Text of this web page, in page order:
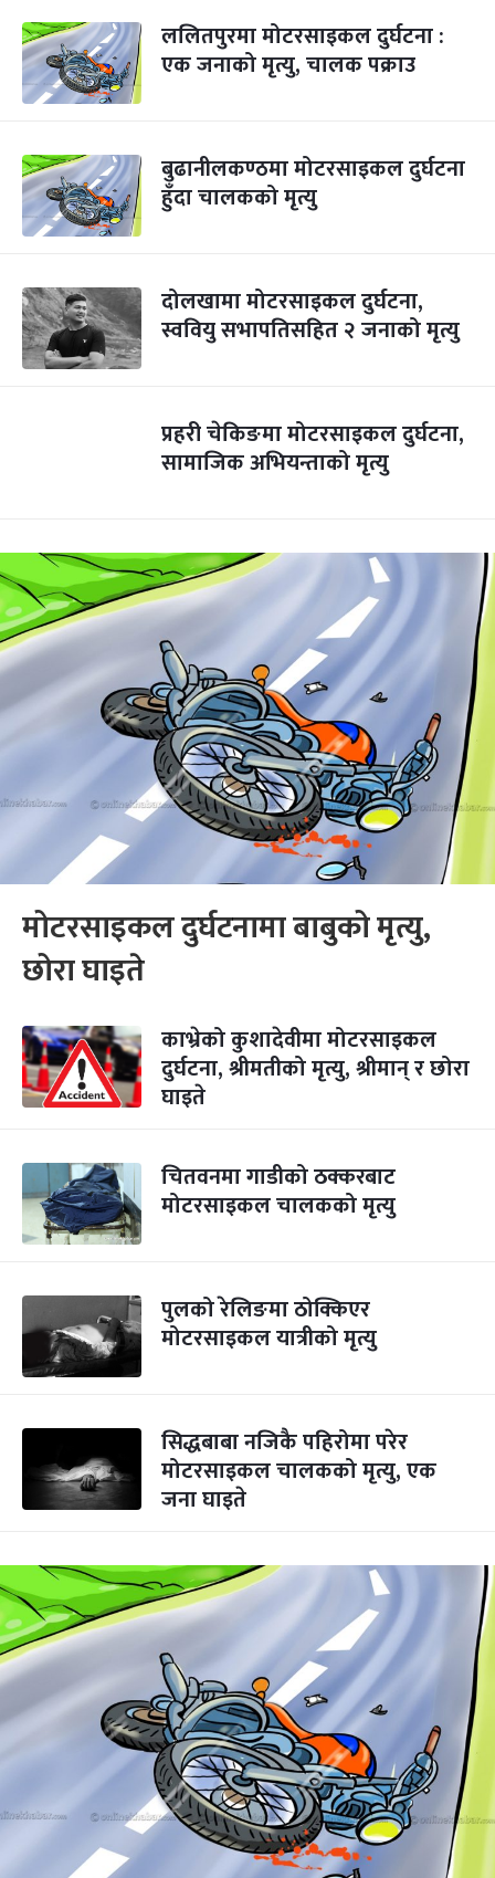
ललितपुरमा मोटरसाइकल दुर्घटना :
एक जनाको मृत्यु, चालक पक्राउ
बुढानीलकण्ठमा मोटरसाइकल दुर्घटना
हुँदा चालकको मृत्यु
दोलखामा मोटरसाइकल दुर्घटना,
स्ववियु सभापतिसहित २ जनाको मृत्यु
प्रहरी चेकिङमा मोटरसाइकल दुर्घटना,
सामाजिक अभियन्ताको मृत्यु
मोटरसाइकल दुर्घटनामा बाबुको मृत्यु,
छोरा घाइते
काभ्रेको कुशादेवीमा मोटरसाइकल
दुर्घटना, श्रीमतीको मृत्यु, श्रीमान् र छोरा
घाइते
चितवनमा गाडीको ठक्करबाट
मोटरसाइकल चालकको मृत्यु
पुलको रेलिङमा ठोक्किएर
मोटरसाइकल यात्रीको मृत्यु
सिद्धबाबा नजिकै पहिरोमा परेर
मोटरसाइकल चालकको मृत्यु, एक
जना घाइते